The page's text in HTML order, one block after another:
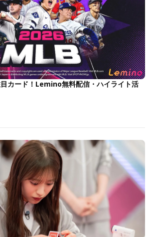
カード！Lemino無料配信・ハイライト活